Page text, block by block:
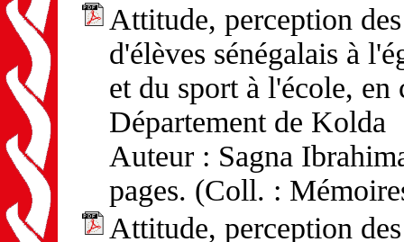
Attitude, perception
d'élèves sénégalais à
et du sport à l'école, en
Département de Kolda
Auteur : Sagna
pages. (Coll. :
Attitude, perception